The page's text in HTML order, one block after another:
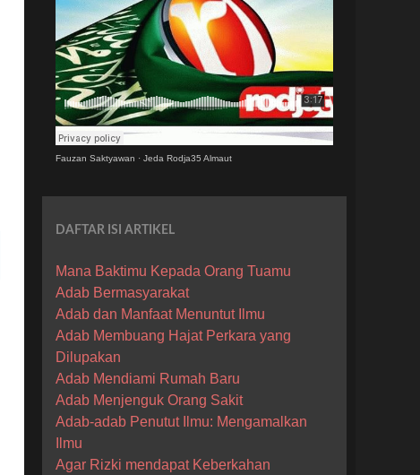
Fauzan Saktyawan · Jeda Rodja35 Almaut
DAFTAR ISI ARTIKEL
Mana Baktimu Kepada Orang Tuamu
Adab Bermasyarakat
Adab dan Manfaat Menuntut Ilmu
Adab Membuang Hajat Perkara yang
Dilupakan
Adab Mendiami Rumah Baru
Adab Menjenguk Orang Sakit
Adab-adab Penutut Ilmu: Mengamalkan
Ilmu
Agar Rizki mendapat Keberkahan